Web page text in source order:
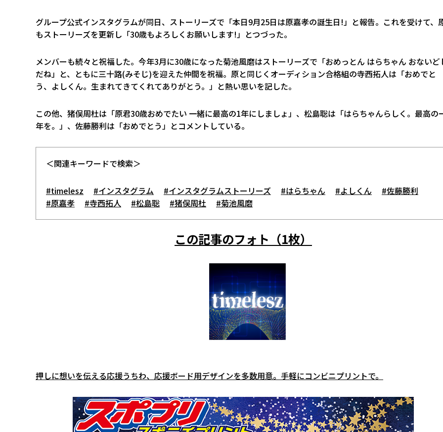
グループ公式インスタグラムが同日、ストーリーズで「本日9月25日は原嘉孝の誕生日!」と報告。これを受けて、
もストーリーズを更新し「30歳もよろしくお願いします!」とつづった。
メンバーも続々と祝福した。今年3月に30歳になった菊池風磨はストーリーズで「おめっとん はらちゃん おないど
だね」と、ともに三十路(みそじ)を迎えた仲間を祝福。原と同じくオーディション合格組の寺西拓人は「おめでと
う、よしくん。生まれてきてくれてありがとう。」と熱い思いを記した。
この他、猪俣周杜は「原君30歳おめでたい 一緒に最高の1年にしましょ」、松島聡は「はらちゃんらしく。最高の
年を。」、佐藤勝利は「おめでとう」とコメントしている。
＜関連キーワードで検索＞
#timelesz #インスタグラム #インスタグラムストーリーズ #はらちゃん #よしくん
#佐藤勝利
#原嘉孝
#寺西拓人 #松島聡 #猪俣周杜 #菊池風磨
この記事のフォト（1枚）
押しに想いを伝える応援うちわ、応援ボード用デザインを多数用意。手軽にコンビニプリントで。